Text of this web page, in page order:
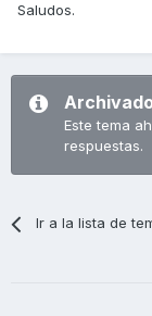
Saludos.
Este tema
respuestas.
Ir a la lista de